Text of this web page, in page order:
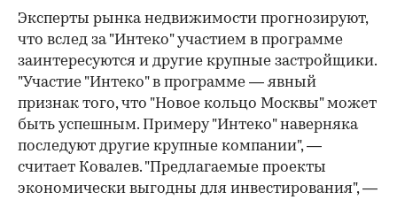
Эксперты рынка недвижимости прогнозируют,
что вслед за "Интеко" участием в программе
заинтересуются и другие крупные застройщики.
"Участие "Интеко" в программе — явный
признак того, что "Новое кольцо Москвы" может
быть успешным. Примеру "Интеко" наверняка
последуют другие крупные компании", —
считает Ковалев. "Предлагаемые проекты
экономически выгодны для инвестирования", —